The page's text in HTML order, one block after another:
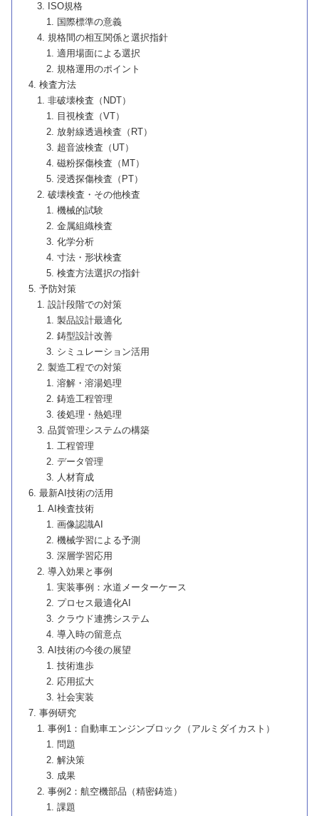
ISO規格
国際標準の意義
規格間の相互関係と選択指針
適用場面による選択
規格運用のポイント
検査方法
非破壊検査（NDT）
目視検査（VT）
放射線透過検査（RT）
超音波検査（UT）
磁粉探傷検査（MT）
浸透探傷検査（PT）
破壊検査・その他検査
機械的試験
金属組織検査
化学分析
寸法・形状検査
検査方法選択の指針
予防対策
設計段階での対策
製品設計最適化
鋳型設計改善
シミュレーション活用
製造工程での対策
溶解・溶湯処理
鋳造工程管理
後処理・熱処理
品質管理システムの構築
工程管理
データ管理
人材育成
最新AI技術の活用
AI検査技術
画像認識AI
機械学習による予測
深層学習応用
導入効果と事例
実装事例：水道メーターケース
プロセス最適化AI
クラウド連携システム
導入時の留意点
AI技術の今後の展望
技術進歩
応用拡大
社会実装
事例研究
事例1：自動車エンジンブロック（アルミダイカスト）
問題
解決策
成果
事例2：航空機部品（精密鋳造）
課題